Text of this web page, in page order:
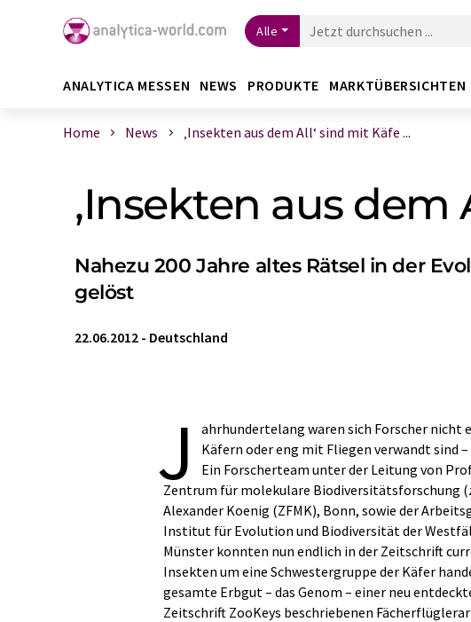
Alle
ANALYTICA MESSEN NEWS PRODUKTE MARKTÜBERSICHTEN
Home News ‚Insekten aus dem All‘ sind mit Käfe ...
‚Insekten aus
Nahezu 200 Jahre altes Rätsel in der
gelöst
22.06.2012 - Deutschland
J
ahrhundertelang waren sich Forscher
Käfern oder eng mit Fliegen verwandt sind
Ein Forscherteam unter der Leitung von
Zentrum für molekulare Biodiversitätsforschung
Alexander Koenig (ZFMK), Bonn, sowie der
Institut für Evolution und Biodiversität der
Münster konnten nun endlich in der Zeitschrift
Insekten um eine Schwestergruppe der Käfer
gesamte Erbgut – das Genom – einer neu
Zeitschrift ZooKeys beschriebenen